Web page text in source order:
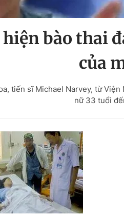
hiện bào thai
của
tiến sĩ Michael Narvey, từ
nữ 33 tuổi